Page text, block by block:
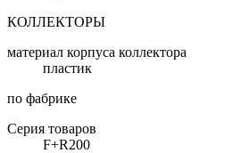
КОЛЛЕКТОРЫ
материал корпуса коллектора
пластик
по фабрике
Серия товаров
F+R200